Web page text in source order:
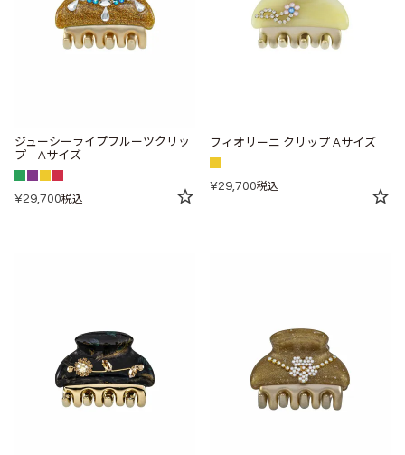
ジューシーライプフルーツクリッ
プ Aサイズ
¥29,700税込
フィオリーニ クリップ Aサイズ
¥29,700税込